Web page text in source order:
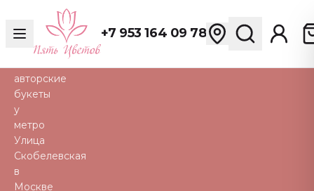
+7 953 164 09 78
пионы,
тюльпаны
авторские
букеты
у
метро
Улица
Скобелевская
в
Москве